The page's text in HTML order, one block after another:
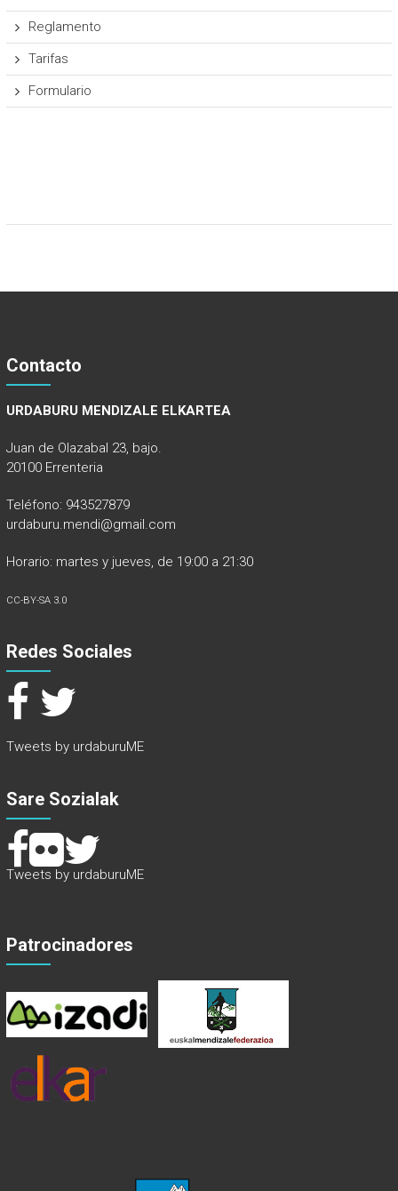
Reglamento
Tarifas
Formulario
Contacto
URDABURU MENDIZALE ELKARTEA
Juan de Olazabal 23, bajo.
20100 Errenteria
Teléfono: 943527879
urdaburu.mendi@gmail.com
Horario: martes y jueves, de 19:00 a 21:30
CC-BY-SA 3.0
Redes Sociales
Tweets by urdaburuME
Sare Sozialak
Tweets by urdaburuME
Patrocinadores